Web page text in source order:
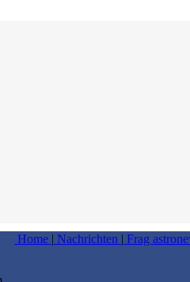
Home | Nachrichten | Frag